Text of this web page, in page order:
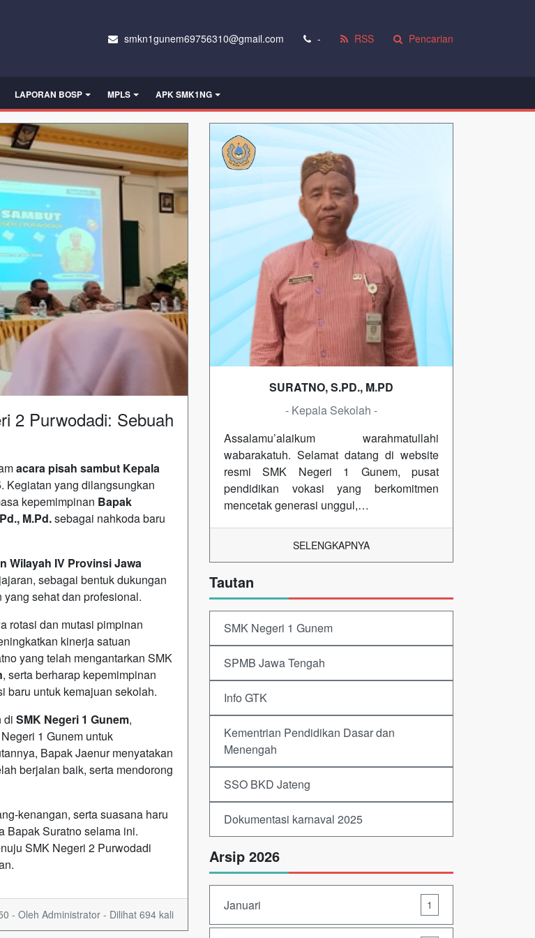
smkn1gunem69756310@gmail.com - RSS Pencarian
LAPORAN BOSP MPLS APK SMK1NG
2 Purwodadi: Sebuah
acara pisah sambut Kepala
Kegiatan yang dilangsungkan
kepemimpinan Bapak
M.Pd.sebagai nahkoda baru
Wilayah IV Provinsi Jawa
sebagai bentuk dukungan
sehat dan profesional.
rotasi dan mutasi pimpinan
kinerja satuan
yang telah mengantarkan SMK
, serta berharap kepemimpinan
baru untuk kemajuan sekolah.
di SMK Negeri 1 Gunem,
1 Gunem untuk
Bapak Jaenur menyatakan
berjalan baik, serta mendorong
kenangan, serta suasana haru
Bapak Suratno selama ini.
SMK Negeri 2 Purwodadi
- Oleh Administrator - Dilihat 694 kali
SURATNO, S.PD., M.PD
- Kepala Sekolah -
Assalamu’alaikum warahmatullahi
wabarakatuh. Selamat datang di website
resmi SMK Negeri 1 Gunem, pusat
pendidikan vokasi yang berkomitmen
mencetak generasi unggul,…
SELENGKAPNYA
Tautan
SMK Negeri 1 Gunem
SPMB Jawa Tengah
Info GTK
Kementrian Pendidikan Dasar dan
Menengah
SSO BKD Jateng
Dokumentasi karnaval 2025
Arsip 2026
Januari 1